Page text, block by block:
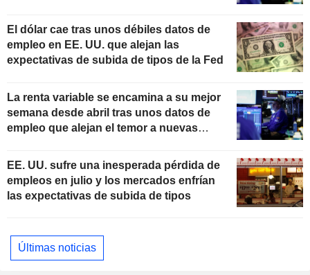
El dólar cae tras unos débiles datos de
empleo en EE. UU. que alejan las
expectativas de subida de tipos de la Fed
La renta variable se encamina a su mejor
semana desde abril tras unos datos de
empleo que alejan el temor a nuevas
EE. UU. sufre una inesperada pérdida de
empleos en julio y los mercados enfrían
las expectativas de subida de tipos
Últimas noticias